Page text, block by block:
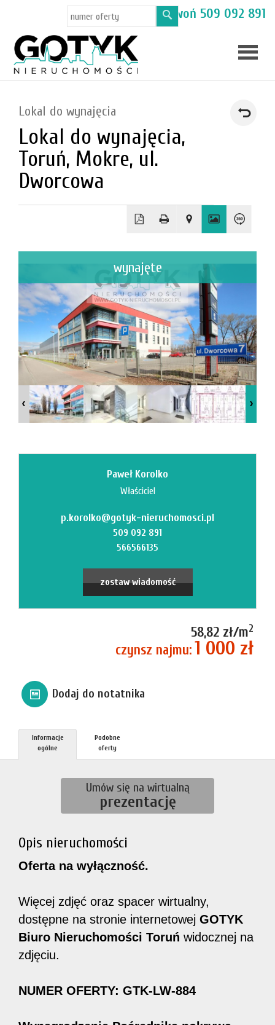
Masz pytania? Zadzwoń 509 092 891
Lokal do wynajęcia
Lokal do wynajęcia,
Toruń, Mokre, ul.
Dworcowa
wynajęte
Paweł Korolko
Właściciel
p.korolko@gotyk-nieruchomosci.pl
509 092 891
566566135
zostaw wiadomość
58,82 zł/m2
czynsz najmu:1 000 zł
Dodaj do notatnika
Informacje
ogólne
Podobne
oferty
Umów się na wirtualną
prezentację
Opis nieruchomości
Oferta na wyłączność.
Więcej zdjęć oraz spacer wirtualny,
dostępne na stronie internetowej GOTYK
Biuro Nieruchomości Toruń widocznej na
zdjęciu.
NUMER OFERTY: GTK-LW-884